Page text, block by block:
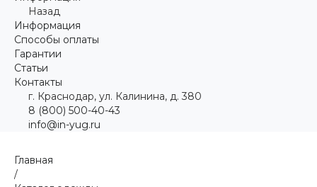
Назад
Информация
Способы оплаты
Гарантии
Статьи
Контакты
г. Краснодар, ул. Калинина, д. 380
8 (800) 500-40-43
info@in-yug.ru
Главная
/